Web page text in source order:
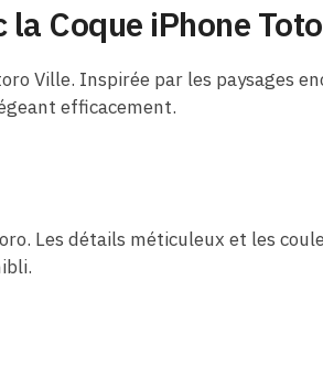
la Coque iPhone
Ville. Inspirée par les paysages
efficacement.
Les détails méticuleux et les